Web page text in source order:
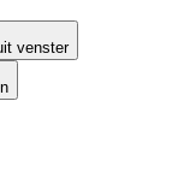
venster